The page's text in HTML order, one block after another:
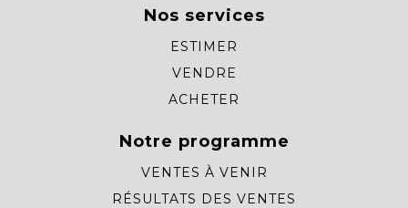
Nos services
ESTIMER
VENDRE
ACHETER
Notre programme
VENTES À VENIR
RÉSULTATS DES VENTES